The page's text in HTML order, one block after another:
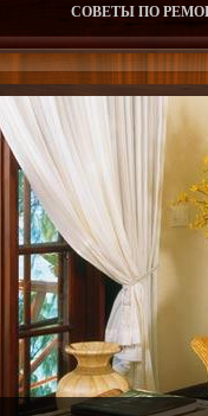
СОВЕТЫ ПО